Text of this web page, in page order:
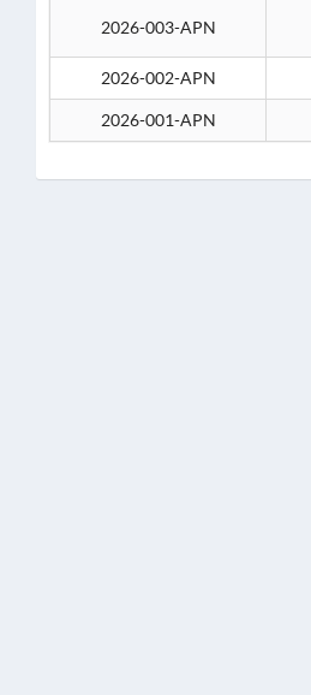
2026-003-APN
2026-002-APN
2026-001-APN